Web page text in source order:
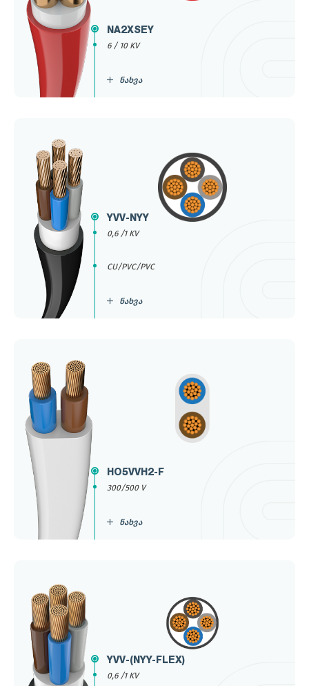
NA2XSEY
6 / 10 KV
ნახვა
YVV-NYY
0,6 /1 KV
CU/PVC/PVC
ნახვა
HO5VVH2-F
300/500 V
ნახვა
YVV-(NYY-FLEX)
0,6 /1 KV